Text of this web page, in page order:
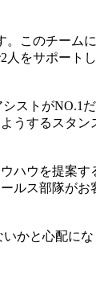
このチー
をサポー
ストが
するスタ
ウを提案
ス部隊が
かと心配に